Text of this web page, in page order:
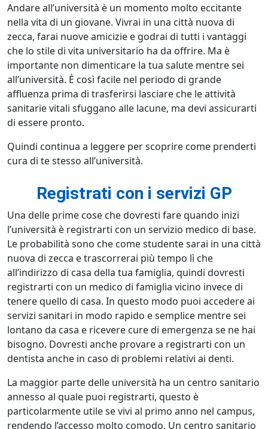
Andare all’università è un momento molto eccitante
nella vita di un giovane. Vivrai in una città nuova di
zecca, farai nuove amicizie e godrai di tutti i vantaggi
che lo stile di vita universitario ha da offrire. Ma è
importante non dimenticare la tua salute mentre sei
all’università. È così facile nel periodo di grande
affluenza prima di trasferirsi lasciare che le attività
sanitarie vitali sfuggano alle lacune, ma devi assicurarti
di essere pronto.
Quindi continua a leggere per scoprire come prenderti
cura di te stesso all’università.
Registrati con i servizi GP
Una delle prime cose che dovresti fare quando inizi
l’università è registrarti con un servizio medico di base.
Le probabilità sono che come studente sarai in una città
nuova di zecca e trascorrerai più tempo lì che
all’indirizzo di casa della tua famiglia, quindi dovresti
registrarti con un medico di famiglia vicino invece di
tenere quello di casa. In questo modo puoi accedere ai
servizi sanitari in modo rapido e semplice mentre sei
lontano da casa e ricevere cure di emergenza se ne hai
bisogno. Dovresti anche provare a registrarti con un
dentista anche in caso di problemi relativi ai denti.
La maggior parte delle università ha un centro sanitario
annesso al quale puoi registrarti, questo è
particolarmente utile se vivi al primo anno nel campus,
rendendo l’accesso molto comodo. Un centro sanitario